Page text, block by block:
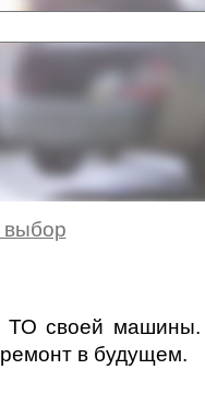
выбор
ТО своей
в будущем.